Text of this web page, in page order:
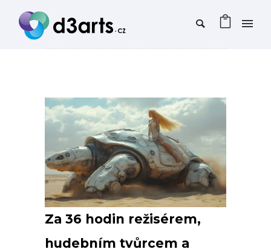
Za 36 hodin režisérem,
hudebním tvůrcem a